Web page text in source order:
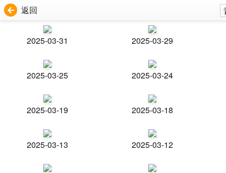
返回
2025-03-31 2025-03-29
2025-03-25 2025-03-24
2025-03-19 2025-03-18
2025-03-13 2025-03-12